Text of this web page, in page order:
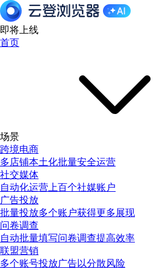
即将上线
首页
场景
跨境电商
多店铺本土化批量安全运营
社交媒体
自动化运营上百个社媒账户
广告投放
批量投放多个账户获得更多展现
问卷调查
自动批量填写问卷调查提高效率
联盟营销
多个账号投放广告以分散风险